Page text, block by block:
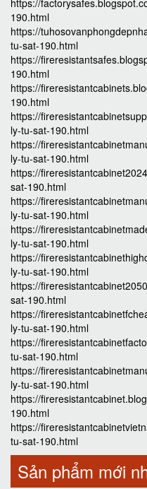
https://
190.html
https://
tu-sat-190.html
https://
190.html
https://
190.html
https://
ly-tu-sat-190.html
https://
ly-tu-sat-190.html
https://
sat-190.html
https://
ly-tu-sat-190.html
https://
ly-tu-sat-190.html
https://
ly-tu-sat-190.html
https://
sat-190.html
https://
ly-tu-sat-190.html
https://
tu-sat-190.html
https://
ly-tu-sat-190.html
https://
190.html
https://
tu-sat-190.html
Sản phẩm mới